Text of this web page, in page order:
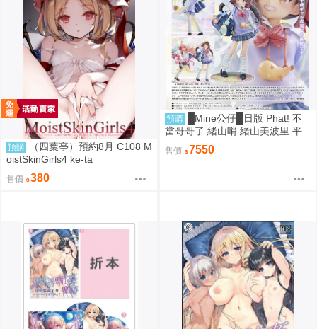
預購
（四葉亭）預約8月 C108 M
oistSkinGirls4 ke-ta
售價 380
預購
█Mine公仔█日版 Phat! 不
當哥哥了 緒山哨 緒山美波里 平
成辣妹 1/6 PVC D9283
售價 7550